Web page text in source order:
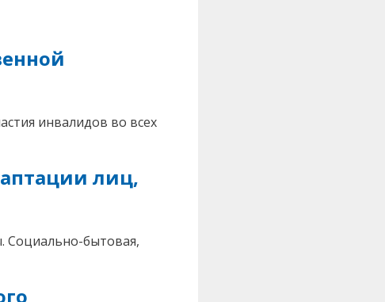
инвалидов во всех
лиц,
Социально-бытовая,